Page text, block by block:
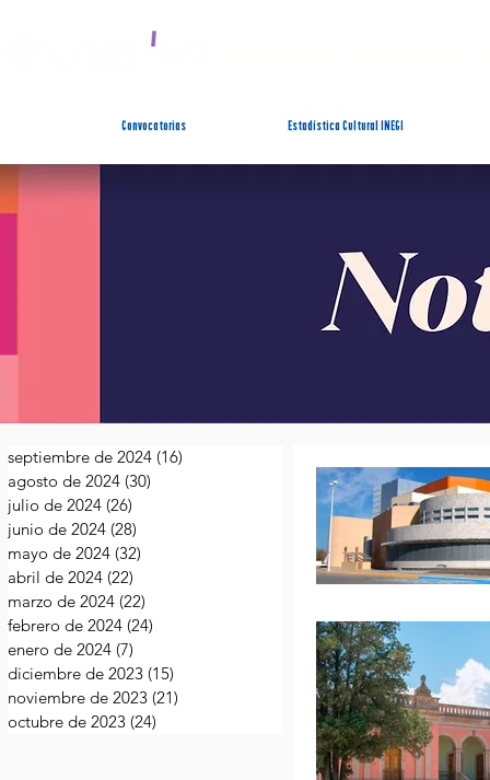
Convocatorias Estadística Cultural INEGI
septiembre de 2024 (16)
agosto de 2024 (30)
julio de 2024 (26)
junio de 2024 (28)
mayo de 2024 (32)
abril de 2024 (22)
marzo de 2024 (22)
febrero de 2024 (24)
enero de 2024 (7)
diciembre de 2023 (15)
noviembre de 2023 (21)
octubre de 2023 (24)